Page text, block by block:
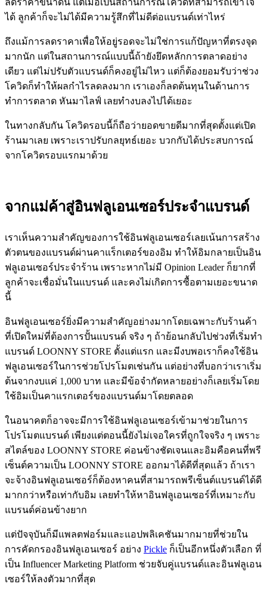
ลดราคาขนาดนี้ แต่เมื่อเป็นสถานการณ์โควิดที่สามารถเข้าใจ
ได้ ลูกค้าก็จะไม่ได้มีความรู้สึกที่ไม่ดีต่อแบรนด์เท่าไหร่
ถึงแม้การลดราคาเพื่อให้อยู่รอดจะไม่ใช่การแก้ปัญหาที่ตรงจุด
มากนัก แต่ในสถานการณ์แบบนี้ถ้ายังยึดหลักการตลาดอย่าง
เดียว แต่ไม่ปรับตัวแบรนด์ก็คงอยู่ไม่ไหว แต่ก็ต้องยอมรับว่าช่วง
โควิดก็ทำให้ผลกำไรลดลงมาก เราเองก็ลดต้นทุนในด้านการ
ทำการตลาด หันมาไลฟ์ เลยทำงบลงไปได้เยอะ
ในทางกลับกัน โควิดรอบนี้ก็ถือว่ายอดขายดีมากที่สุดตั้งแต่เปิด
ร้านมาเลย เพราะเราปรับกลยุทธ์เยอะ บวกกับได้ประสบการณ์
จากโควิดรอบแรกมาด้วย
จากแม่ค้าสู่อินฟลูเอนเซอร์ประจำแบรนด์
เราเห็นความสำคัญของการใช้อินฟลูเอนเซอร์เลยเน้นการสร้าง
ตัวตนของแบรนด์ผ่านคาแร็กเตอร์ของอิม ทำให้อิมกลายเป็นอิน
ฟลูเอนเซอร์ประจำร้าน เพราะหากไม่มี Opinion Leader ก็ยากที่
ลูกค้าจะเชื่อมั่นในแบรนด์ และคงไม่เกิดการซื้อตามเยอะขนาด
นี้
อินฟลูเอนเซอร์ยิ่งมีความสำคัญอย่างมากโดยเฉพาะกับร้านค้า
ที่เปิดใหม่ที่ต้องการปั้นแบรนด์ จริง ๆ ถ้าย้อนกลับไปช่วงที่เริ่มทำ
แบรนด์ LOONNY STORE ตั้งแต่แรก และมีงบพอเราก็คงใช้อิน
ฟลูเอนเซอร์ในการช่วยโปรโมตเช่นกัน แต่อย่างที่บอกว่าเราเริ่ม
ต้นจากงบแค่ 1,000 บาท และมีข้อจำกัดหลายอย่างก็เลยเริ่มโดย
ใช้อิมเป็นคาแรกเตอร์ของแบรนด์มาโดยตลอด
ในอนาคตก็อาจจะมีการใช้อินฟลูเอนเซอร์เข้ามาช่วยในการ
โปรโมตแบรนด์ เพียงแต่ตอนนี้ยังไม่เจอใครที่ถูกใจจริง ๆ เพราะ
สไตล์ของ LOONNY STORE ค่อนข้างชัดเจนและอิมคือคนที่พรี
เซ็นต์ความเป็น LOONNY STORE ออกมาได้ดีที่สุดแล้ว ถ้าเรา
จะจ้างอินฟลูเอนเซอร์ก็ต้องหาคนที่สามารถพรีเซ็นต์แบรนด์ได้ดี
มากกว่าหรือเท่ากับอิม เลยทำให้หาอินฟลูเอนเซอร์ที่เหมาะกับ
แบรนด์ค่อนข้างยาก
แต่ปัจจุบันก็มีแพลตฟอร์มและแอปพลิเคชันมากมายที่ช่วยใน
การคัดกรองอินฟลูเอนเซอร์ อย่าง Pickle ก็เป็นอีกหนึ่งตัวเลือก ที่
เป็น Influencer Marketing Platform ช่วยจับคู่แบรนด์และอินฟลูเอน
เซอร์ให้ลงตัวมากที่สุด